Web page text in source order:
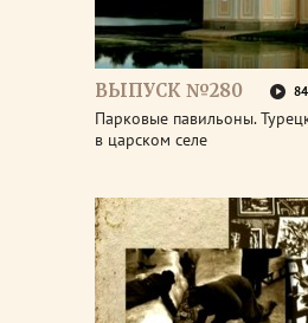
ВЫПУСК №280
Парковые павильоны.
в царском селе